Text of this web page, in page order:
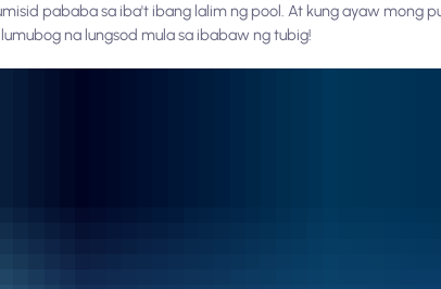
pababa sa iba't ibang lalim ng pool. At kung ayaw mong
na lungsod mula sa ibabaw ng tubig!